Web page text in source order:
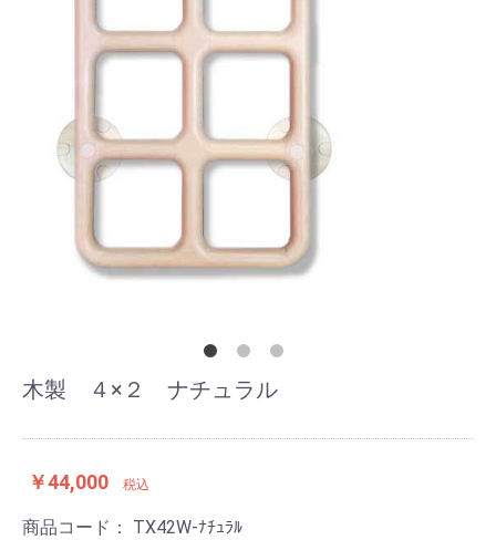
木製 ４×２ ナチュラル
￥44,000 税込
商品コード： TX42W-ﾅﾁｭﾗﾙ